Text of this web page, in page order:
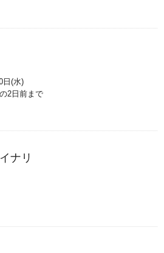
日(水)
2日前まで
ナリ